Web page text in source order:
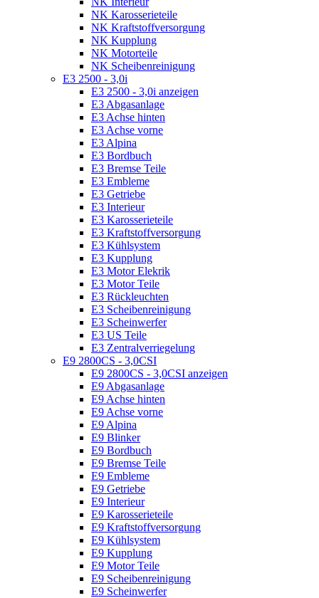
NK Karosserieteile
NK Kraftstoffversorgung
NK Kupplung
NK Motorteile
NK Scheibenreinigung
E3 2500 - 3,0i
E3 2500 - 3,0i anzeigen
E3 Abgasanlage
E3 Achse hinten
E3 Achse vorne
E3 Alpina
E3 Bordbuch
E3 Bremse Teile
E3 Embleme
E3 Getriebe
E3 Interieur
E3 Karosserieteile
E3 Kraftstoffversorgung
E3 Kühlsystem
E3 Kupplung
E3 Motor Elekrik
E3 Motor Teile
E3 Rückleuchten
E3 Scheibenreinigung
E3 Scheinwerfer
E3 US Teile
E3 Zentralverriegelung
E9 2800CS - 3,0CSI
E9 2800CS - 3,0CSI anzeigen
E9 Abgasanlage
E9 Achse hinten
E9 Achse vorne
E9 Alpina
E9 Blinker
E9 Bordbuch
E9 Bremse Teile
E9 Embleme
E9 Getriebe
E9 Interieur
E9 Karosserieteile
E9 Kraftstoffversorgung
E9 Kühlsystem
E9 Kupplung
E9 Motor Teile
E9 Scheibenreinigung
E9 Scheinwerfer